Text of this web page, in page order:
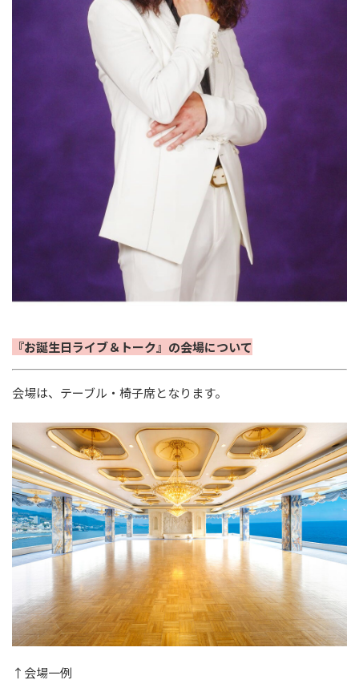
『お誕生日ライブ＆トーク』の会場について
会場は、テーブル・椅子席となります。
↑会場一例